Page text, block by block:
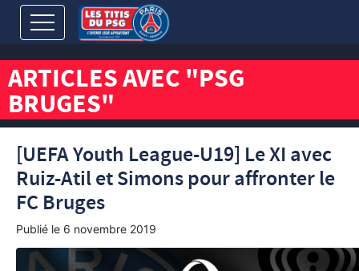
ARTICLES AVEC "PSG
BRUGES"
[UEFA Youth League-U19] Le XI avec
Ruiz-Atil et Simons pour affronter le
FC Bruges
Publié le 6 novembre 2019